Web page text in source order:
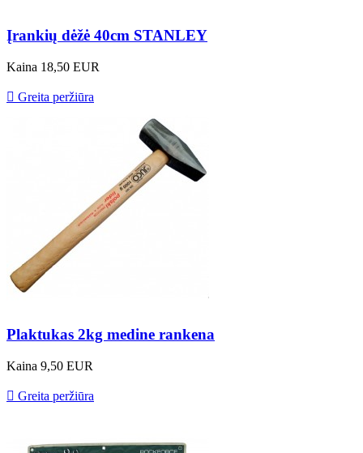
Įrankių dėžė 40cm STANLEY
Kaina 18,50 EUR
 Greita peržiūra
Plaktukas 2kg medine rankena
Kaina 9,50 EUR
 Greita peržiūra